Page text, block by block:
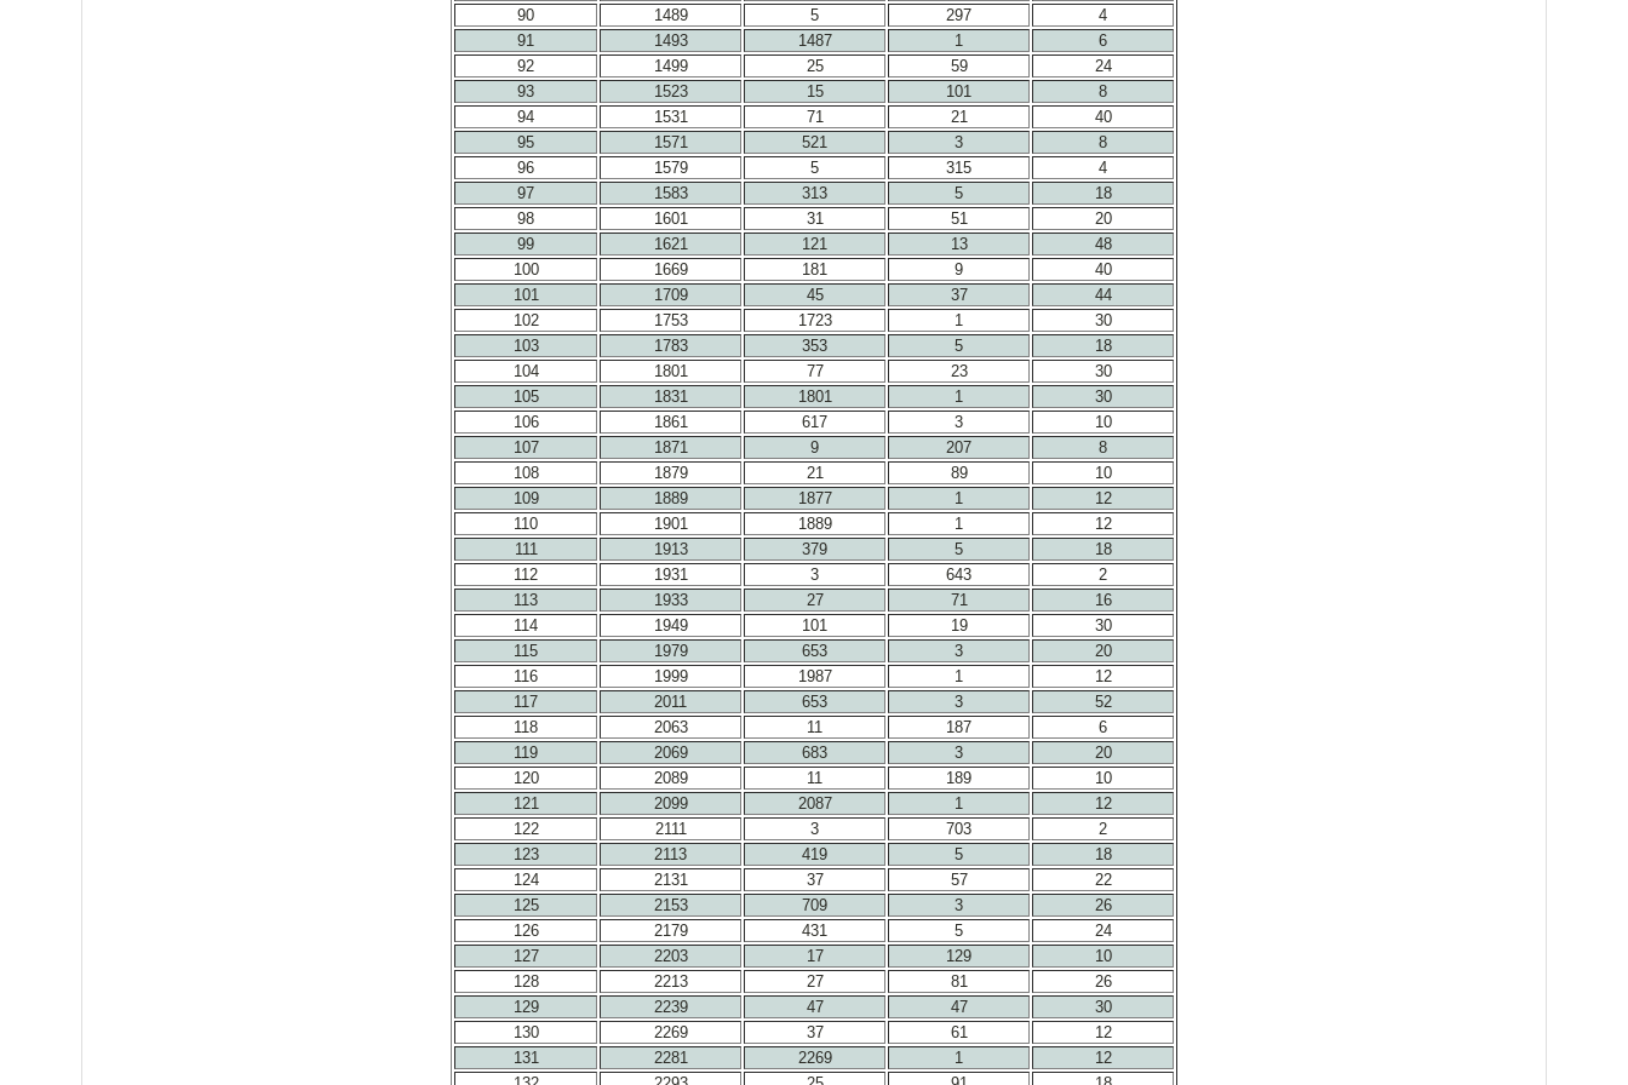
90 1489 5 297
4
91
1493 1487 1
6
92
1499 25 59
24
93
1523 15 101
8
94
1531 71 21
40
95
1571 521 3
8
96
1579 5 315
4
97
1583 313 5
18
98
1601 31 51
20
99
1621 121 13
48
100
1669 181 9
40
101
1709 45 37
44
102
1753 1723 1
30
103
1783 353 5
18
104
1801 77 23
30
105
1831 1801 1
30
106
1861 617 3
10
107
1871 9 207
8
108
1879 21 89
10
109
1889 1877 1
12
110
1901 1889 1
12
111
1913 379 5
18
112
1931 3 643
2
113
1933 27 71
16
114
1949 101 19
30
115
1979 653 3
20
116
1999 1987 1
12
117
2011 653 3
52
118
2063 11 187
6
119
2069 683 3
20
120
2089 11 189
10
121
2099 2087 1
12
122
2111 3 703
2
123
2113 419 5
18
124
2131 37 57
22
125
2153 709 3
26
126
2179 431 5
24
127
2203 17 129
10
128
2213 27 81
26
129
2239 47 47
30
130
2269 37 61
12
131
2281 2269 1
12